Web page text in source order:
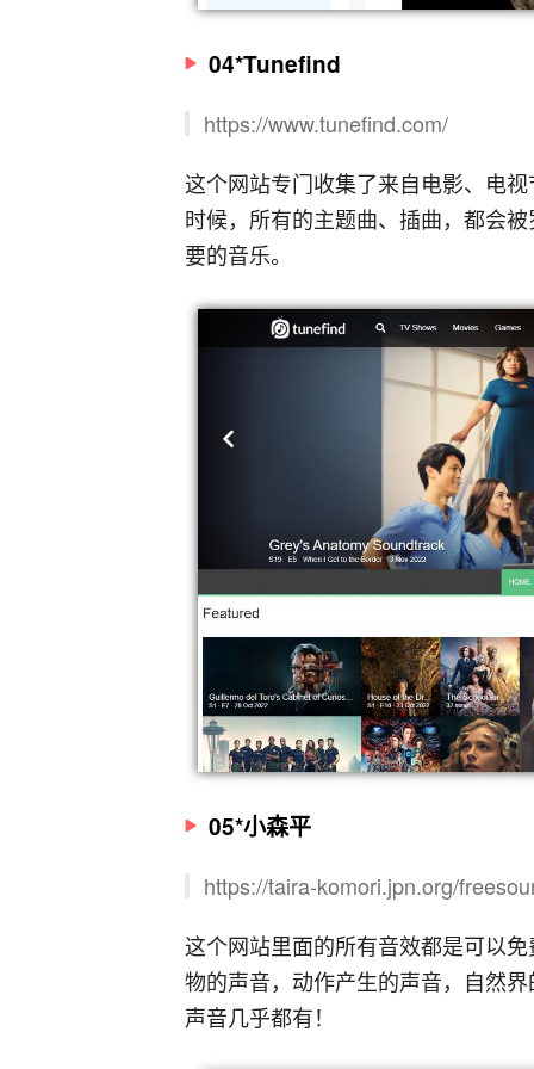
04*Tunefind
https://www.tunefind.com/
这个网站专门收集了来自电影、电
时候，所有的主题曲、插曲，都会
要的音乐。
05*小森平
https://taira-komori.jpn.org/
这个网站里面的所有音效都是可以
物的声音，动作产生的声音，自然
声音几乎都有！